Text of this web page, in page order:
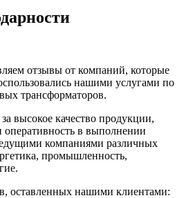
отзывы от компаний, которые
нашими услугами по
трансформаторов.
высокое качество продукции,
оперативность в выполнении
компаниями различных
промышленность,
оставленных нашими клиентами: